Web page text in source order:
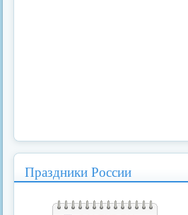
Праздники России